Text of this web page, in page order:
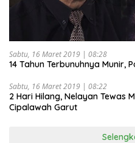
Sabtu, 16 Maret 2019 | 08:28
14 Tahun Terbunuhnya Munir,
Sabtu, 16 Maret 2019 | 08:22
2 Hari Hilang, Nelayan Tewas
Cipalawah Garut